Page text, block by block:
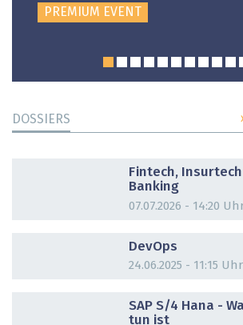
PREMIUM EVENT
DOSSIERS
Fintech,
Banking
07.07.2026 - 14:20
DevOps
24.06.2025 - 11:15 Uhr
SAP S/4 Hana -
tun ist